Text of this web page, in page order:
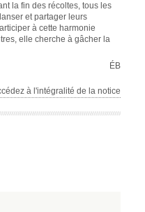
la fin des récoltes, tous les
et partager leurs
à cette harmonie
elle cherche à gâcher la
ÉB
à l'intégralité de la notice